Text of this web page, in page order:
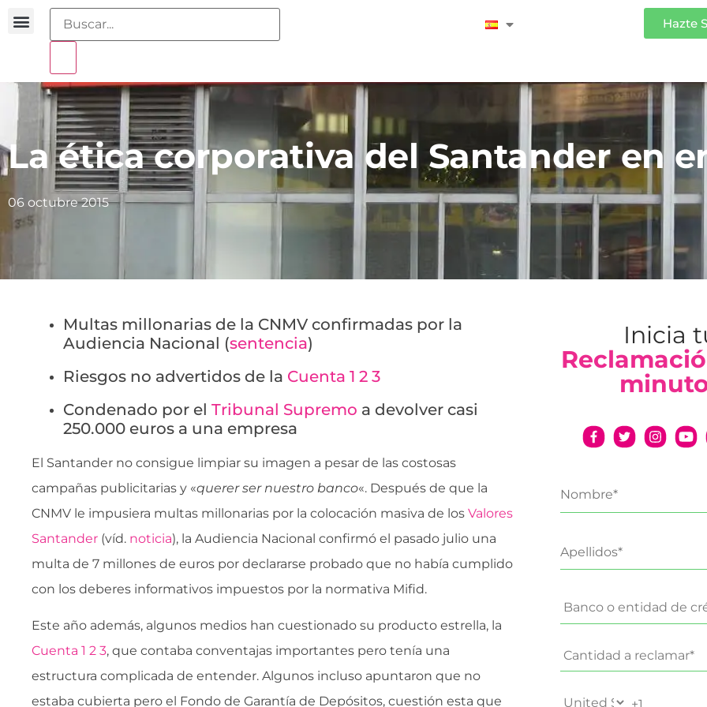
Hazte
La ética corporativa del Santander en
06 octubre 2015
Multas millonarias de la CNMV confirmadas por la
Audiencia Nacional (sentencia)
Riesgos no advertidos de la Cuenta 1 2 3
Condenado por el Tribunal Supremo a devolver casi
250.000 euros a una empresa
El Santander no consigue limpiar su imagen a pesar de las costosas
campañas publicitarias y «querer ser nuestro banco«. Después de que la
CNMV le impusiera multas millonarias por la colocación masiva de los Valores
Santander (víd. noticia), la Audiencia Nacional confirmó el pasado julio una
multa de 7 millones de euros por declararse probado que no había cumplido
con los deberes informativos impuestos por la normativa Mifid.
Este año además, algunos medios han cuestionado su producto estrella, la
Cuenta 1 2 3, que contaba conventajas importantes pero tenía una
estructura complicada de entender. Algunos incluso apuntaron que no
estaba cubierta pero el Fondo de Garantía de Depósitos, cuestión esta que
Inicia